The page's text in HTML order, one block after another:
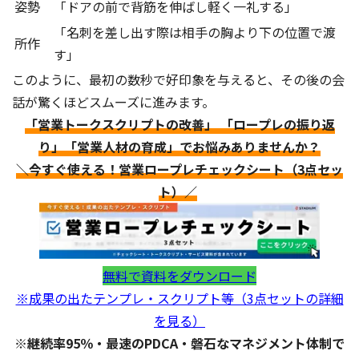
姿勢
「ドアの前で背筋を伸ばし軽く一礼する」
所作
「名刺を差し出す際は相手の胸より下の位置で渡
す」
このように、最初の数秒で好印象を与えると、その後の会
話が驚くほどスムーズに進みます。
「営業トークスクリプトの改善」 「ロープレの振り返
り」「営業人材の育成」でお悩みありませんか？
＼今すぐ使える！営業ロープレチェックシート（3点セッ
ト）／
無料で資料をダウンロード
※成果の出たテンプレ・スクリプト等（3点セットの詳細
を見る）
※継続率95％・最速のPDCA・磐石なマネジメント体制で